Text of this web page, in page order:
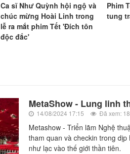
Ca sĩ Như Quỳnh hội ngộ và
chúc mừng Hoài Linh trong
lễ ra mắt phim Tết 'Đích tôn
độc đắc'
Phim
tung
MetaShow - Lung linh
14/08/2024 17:15 Đã xem:
Metashow - Triển lãm Nghệ
tham quan và checkin trong
như lạc vào thế giới thần tiên.